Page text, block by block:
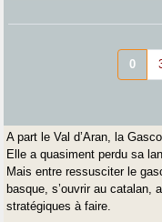
0
A part le Val d’Aran, la
Elle a quasiment perdu sa
Mais entre ressusciter le
basque, s’ouvrir au catalan,
stratégiques à faire.